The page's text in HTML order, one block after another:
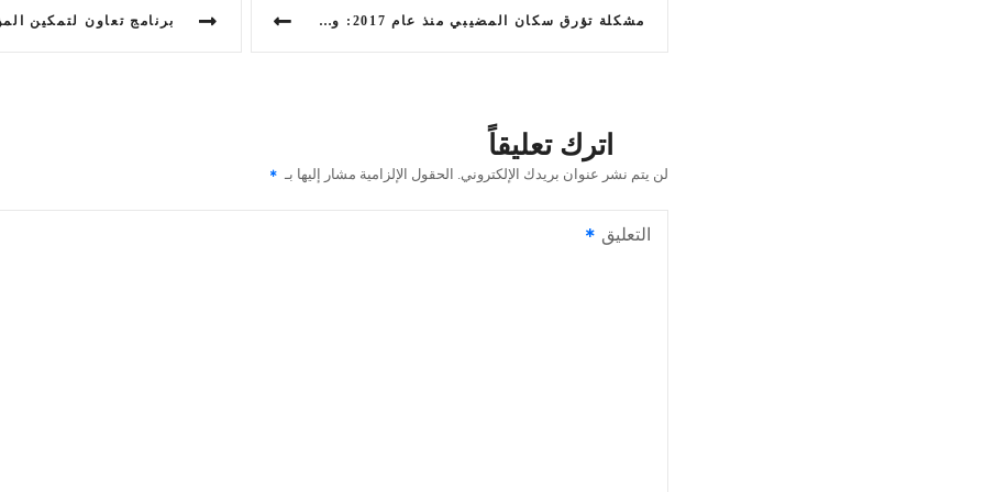
ا
مشكلة تؤرق سكان المضيبي منذ عام 2017: وعود دون تنفيذ!
اترك تعليقاً
لن يتم نشر عنوان بريدك الإلكتروني. الحقول الإلزامية مشار إليها بـ
التعليق